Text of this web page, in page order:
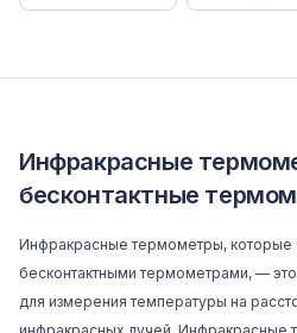
Инфракрасные
бесконтактные
Инфракрасные термометры, которые
бесконтактными термометрами, —
для измерения температуры на